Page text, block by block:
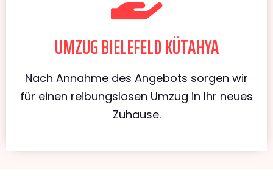
UMZUG BIELEFELD KÜTAHYA
Nach Annahme des Angebots sorgen wir
für einen reibungslosen Umzug in Ihr neues
Zuhause.